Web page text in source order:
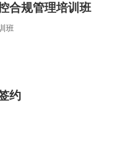
合规管理培训班
班
约